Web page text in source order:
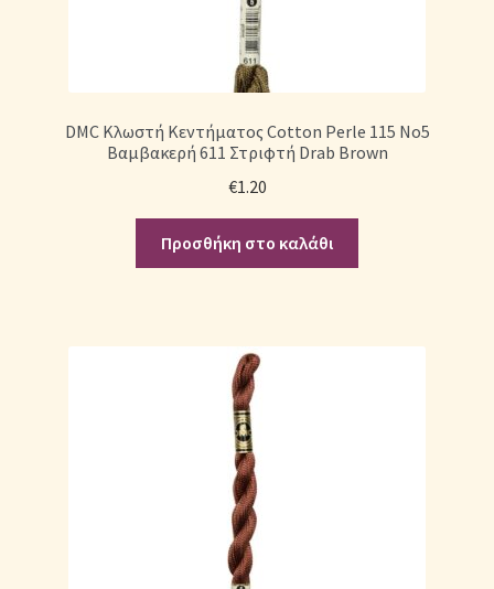
DMC Κλωστή Κεντήματος Cotton Perle 115 No5
Βαμβακερή 611 Στριφτή Drab Brown
€1.20
Προσθήκη στο καλάθι